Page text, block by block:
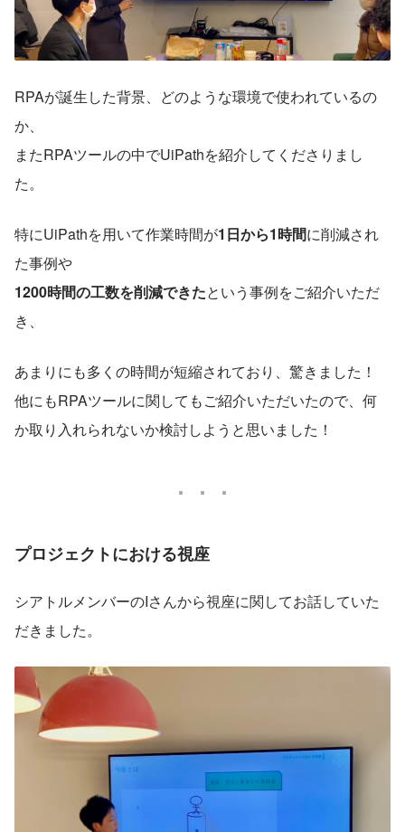
RPAが誕生した背景、どのような環境で使われているの
か、
またRPAツールの中でUiPathを紹介してくださりまし
た。
特にUiPathを用いて作業時間が1日から1時間に削減され
た事例や
1200時間の工数を削減できたという事例をご紹介いただ
き、
あまりにも多くの時間が短縮されており、驚きました！
他にもRPAツールに関してもご紹介いただいたので、何
か取り入れられないか検討しようと思いました！
プロジェクトにおける視座
シアトルメンバーのIさんから視座に関してお話していた
だきました。